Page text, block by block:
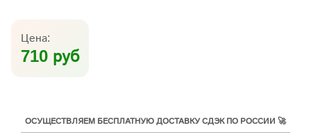
Цена:
710 руб
ОСУЩЕСТВЛЯЕМ БЕСПЛАТНУЮ ДОСТАВКУ СДЭК ПО РОССИИ 🚀